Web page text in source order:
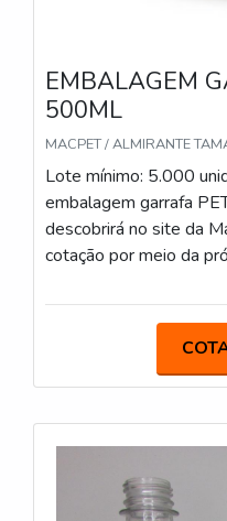
EMBALAGEM
500ML
MACPET / ALMIRANTE
Lote mínimo: 5.000
embalagem garrafa
descobrirá no site da
cotação por meio da
lugar. Quando a
com excelente custo-
EMBALAGEM
excelência em sua
estrutura com: